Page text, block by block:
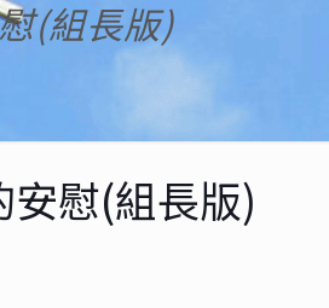
(組長版)
慰(組長版)